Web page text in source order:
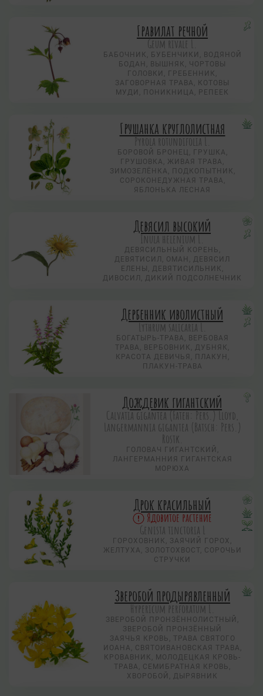
Гравилат речной
Geum rivale L.
БАБОЧНИК, БУБЕНЧИКИ, ВОДЯНОЙ
БОДАН, ВЫШНЯК, ЧОРТОВЫ
ГОЛОВКИ, ГРЕБЕННИК,
ЗАГОВОРНАЯ ТРАВА, КОТОВЫ
МУДИ, ПОНИКНИЦА, РЕПЕЕК
Грушанка круглолистная
Pyrola rotundifolia L.
БОРОВОЙ БРОНЕЦ, ГРУШКА,
ГРУШОВКА, ЖИВАЯ ТРАВА,
ЗИМОЗЕЛЁНКА, ПОДКОПЫТНИК,
СОРОКОНЕДУЖНАЯ ТРАВА,
ЯБЛОНЬКА ЛЕСНАЯ
Девясил высокий
Inula helenium L.
ДЕВЯСИЛЬНЫЙ КОРЕНЬ,
ДЕВЯТИСИЛ, ОМАН, ДЕВЯСИЛ
ЕЛЕНЫ, ДЕВЯТИСИЛЬНИК,
ДИВОСИЛ, ДИКИЙ ПОДСОЛНЕЧНИК
Дербенник иволистный
Lythrum salicaria L.
БОГАТЫРЬ-ТРАВА, ВЕРБОВАЯ
ТРАВА, ВЕРБОВНИК, ДУБНЯК,
КРАСОТА ДЕВИЧЬЯ, ПЛАКУН,
ПЛАКУН-ТРАВА
Дождевик гигантский
Calvatia gigantea (Fateh: Pers.) Lloyd,
Langermannia gigantea (Batsch: Pers.)
Rostk.
ГОЛОВАЧ ГИГАНТСКИЙ,
ЛАНГЕРМАННИЯ ГИГАНТСКАЯ
МОРЮХА
Дрок красильный
Ядовитое растение
Genista tinctoria L
ГОРОХОВНИК, ЗАЯЧИЙ ГОРОХ,
ЖЕЛТУХА, ЗОЛОТОХВОСТ, СОРОЧЬИ
СТРУЧКИ
Зверобой продырявленный
Hypericum perforatum L.
ЗВЕРОБОЙ ПРОНЗЁННОЛИСТНЫЙ,
ЗВЕРОБОЙ ПРОНЗЁННЫЙ
ЗАЯЧЬЯ КРОВЬ, ТРАВА СВЯТОГО
ИОАНА, СВЯТОИВАНОВСКАЯ ТРАВА,
КРОВАВНИК, МОЛОДЕЦКАЯ КРОВЬ-
ТРАВА, СЕМИБРАТНАЯ КРОВЬ,
ХВОРОБОЙ, ДЫРЯВНИК